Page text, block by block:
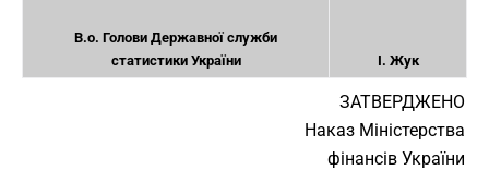
В.о. Голови Державної служби
статистики України
І. Жук
ЗАТВЕРДЖЕНО
Наказ Міністерства
фінансів України